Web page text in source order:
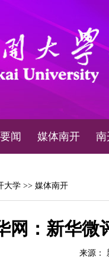
闻 媒体南开 南
大学 >> 媒体南开
网：新华微
来源：